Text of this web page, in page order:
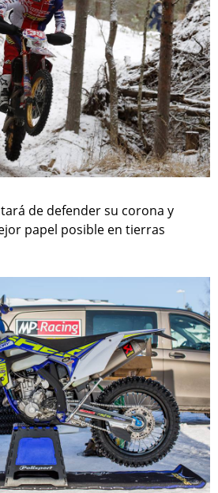
de defender su corona y
papel posible en tierras